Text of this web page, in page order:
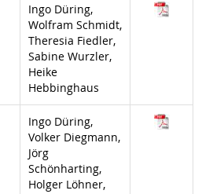
Ingo Düring,
Wolfram Schmidt,
Theresia Fiedler,
Sabine Wurzler,
Heike
Hebbinghaus
Ingo Düring,
Volker Diegmann,
Jörg
Schönharting,
Holger Löhner,